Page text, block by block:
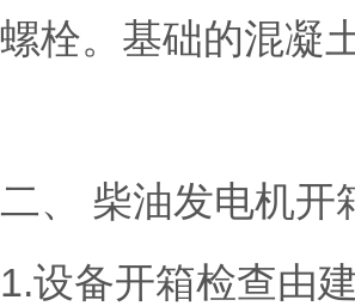
螺栓。基础的混凝
二、 柴油发电机开
1.设备开箱检查由